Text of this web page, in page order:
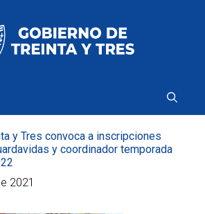
herramientas
y Tres convoca a inscripciones
y coordinador temporada
2021